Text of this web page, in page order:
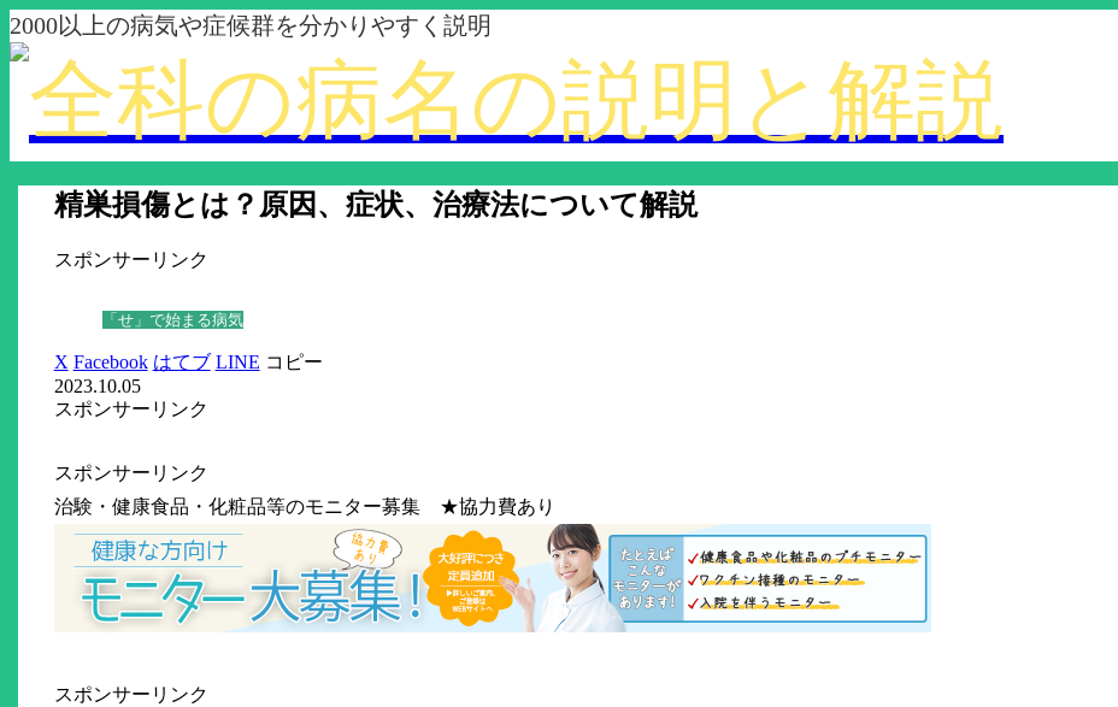
2000以上の病気や症候群を分かりやすく説明
精巣損傷とは？原因、症状、治療法について解説
スポンサーリンク
「せ」で始まる病気
X Facebook はてブ LINE コピー
2023.10.05
スポンサーリンク
スポンサーリンク
治験・健康食品・化粧品等のモニター募集 ★協力費あり
スポンサーリンク